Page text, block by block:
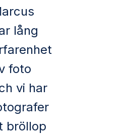
lång
foto
vi har
bröllop